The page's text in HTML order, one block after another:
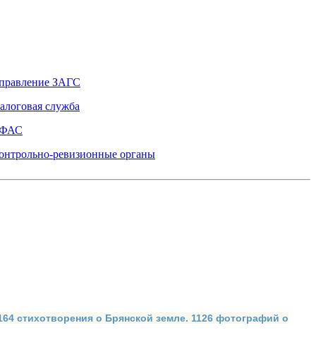
ЗАГС
служба
ревизионные органы
стихотворения о Брянской земле. 1126 фотографий о